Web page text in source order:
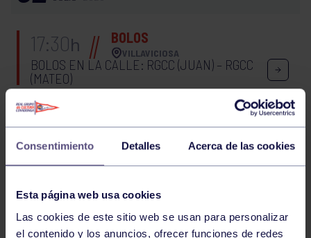
Consentimiento Detalles Acerca de las cookies
Esta página web usa cookies
Las cookies de este sitio web se usan para personalizar
el contenido y los anuncios, ofrecer funciones de redes
17:30h BOLOS
VILLAVICIOSA
BOLOS EN LA CALLE: RGCC (JUAN) – RGCC
(MATEO)
28 JUNIO 2026
BOLOS
FINAL AMIGO DE LOS BOLOS